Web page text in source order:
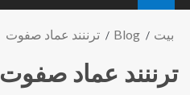
بيت Blog ترننند عماد صفوت
ترننند عماد صفوت